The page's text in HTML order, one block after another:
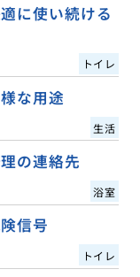
に使い続ける
トイレ
な用途
生活
の連絡先
浴室
信号
トイレ